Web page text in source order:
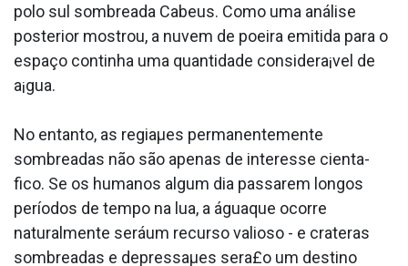
polo sul sombreada Cabeus. Como uma análise
posterior mostrou, a nuvem de poeira emitida para o
espaço continha uma quantidade considera¡vel de
a¡gua.
No entanto, as regiaµes permanentemente
sombreadas não são apenas de interesse cienta­
fico. Se os humanos algum dia passarem longos
períodos de tempo na lua, a águaque ocorre
naturalmente seráum recurso valioso - e crateras
sombreadas e depressaµes sera£o um destino